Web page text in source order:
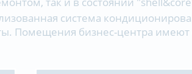
система
Помещения бизнес-центра имеют